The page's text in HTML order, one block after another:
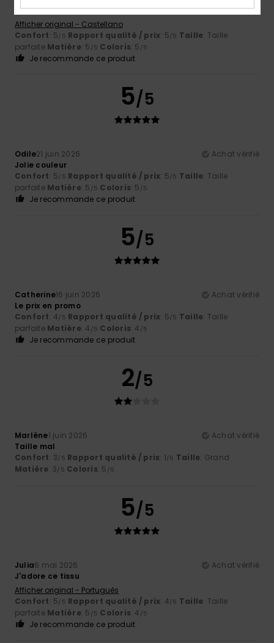
exacte
Afficher original - Castellano
Confort: 5/5 Rapport qualité / prix: 5/5 Taille: Taille
parfaite Matière: 5 /5 Coloris: 5 /5
Je recommande ce produit
5/5
Odile21 juin 2026
Achat vérifié
Jolie couleur
Confort: 5/5 Rapport qualité / prix: 5/5 Taille: Taille
parfaite Matière: 5 /5 Coloris: 5 /5
Je recommande ce produit
5/5
Catherine16 juin 2026
Achat vérifié
Le prix en promo
Confort: 4/5 Rapport qualité / prix: 5/5 Taille: Taille
parfaite Matière: 4 /5 Coloris: 4 /5
Je recommande ce produit
2/5
Marlène1 juin 2026
Achat vérifié
Taille mal
Confort: 3/5 Rapport qualité / prix: 1/5 Taille: Grand
Matière: 3/5 Coloris: 5 /5
5/5
Julia6 mai 2026
Achat vérifié
J'adore ce tissu
Afficher original - Português
Confort: 5/5 Rapport qualité / prix: 4/5 Taille: Taille
parfaite Matière: 5 /5 Coloris: 4 /5
Je recommande ce produit